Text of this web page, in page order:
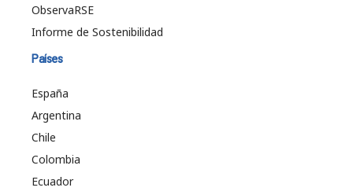
ObservaRSE
Informe de Sostenibilidad
Países
España
Argentina
Chile
Colombia
Ecuador